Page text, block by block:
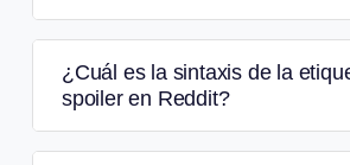
¿Cuál es la sintaxis de la
spoiler en Reddit?